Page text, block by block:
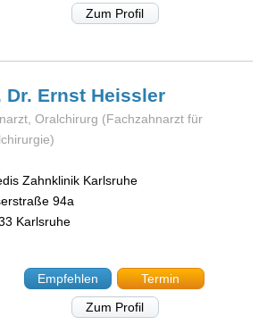
Zum Profil
Dr. Ernst Heissler
Oralchirurg (Fachzahnarzt für
Zahnklinik Karlsruhe
94a
Karlsruhe
Empfehlen
Termin
Zum Profil